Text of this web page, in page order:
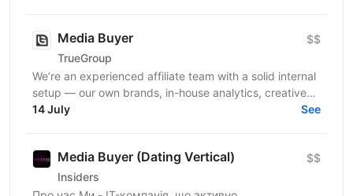
Media Buyer
TrueGroup
$$
We’re an experienced affiliate team with a solid internal
setup — our own brands, in-house analytics, creative
and product teams, and years of media buying...
14 July See
Media Buyer (Dating Vertical)
Insiders
$$